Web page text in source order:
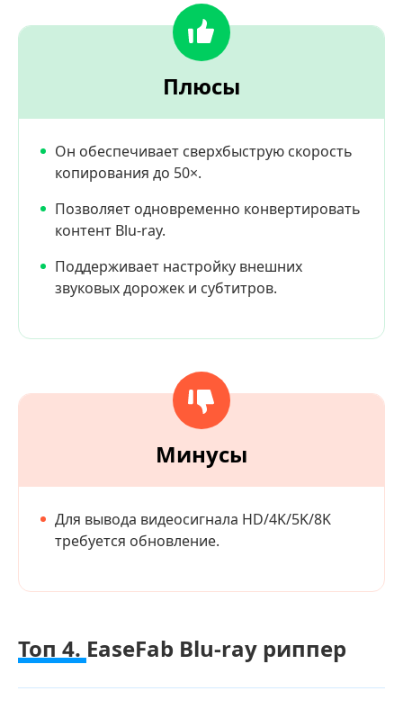
Плюсы
Он обеспечивает сверхбыструю скорость
копирования до 50×.
Позволяет одновременно конвертировать
контент Blu-ray.
Поддерживает настройку внешних
звуковых дорожек и субтитров.
Минусы
Для вывода видеосигнала HD/4K/5K/8K
требуется обновление.
Топ 4. EaseFab Blu-ray риппер